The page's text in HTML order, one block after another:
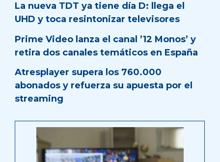
La nueva TDT ya tiene día D: llega el
UHD y toca resintonizar televisores
Prime Video lanza el canal ’12 Monos’ y
retira dos canales temáticos en España
Atresplayer supera los 760.000
abonados y refuerza su apuesta por el
streaming